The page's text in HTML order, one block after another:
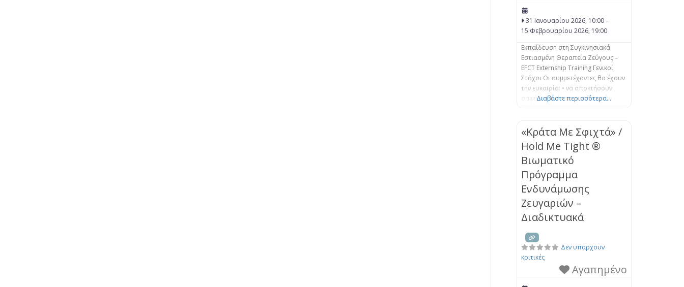
31 Ιανουαρίου 2026, 10:00 -
15 Φεβρουαρίου 2026, 19:00
Εκπαίδευση στη Συγκινησιακά
Εστιασμένη Θεραπεία Ζεύγους –
EFCT Externship Training Γενικοί
Στόχοι Οι συμμετέχοντες θα έχουν
την ευκαιρία: • να αποκτήσουν
σαφή κατανόηση των βασικών
Προσωποκεντρικής Προσέγγισης
της Συγκινησιακά Εστιασμένης
Θεραπείας για ζευγάρια– EFCT. • να
μπορούν να αντιλαμβάνονται τη
δυσφορία στο ζευγάρι με βάση τη
Θεωρία του Δεσμού και να
βοηθούν τους συντρόφους
Διαβάστε περισσότερα...
«Κράτα Με Σφιχτά» /
Hold Me Tight ®
Βιωματικό
Πρόγραμμα
Ενδυνάμωσης
Ζευγαριών –
Διαδικτυακά
Δεν υπάρχουν
κριτικές
Αγαπημένο